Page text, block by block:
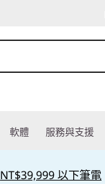
軟體 服務與支援
NT$39,999 以下筆電